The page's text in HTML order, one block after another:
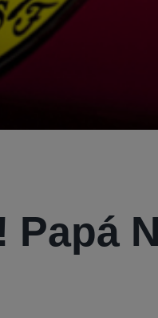
Papá